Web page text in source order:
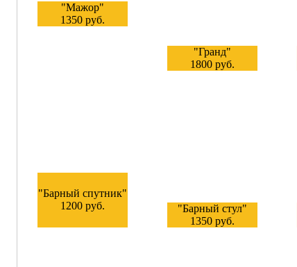
"Мажор"
1350 руб.
"Гранд"
1800 руб.
"Барный спутник"
1200 руб.
"Барный стул"
1350 руб.